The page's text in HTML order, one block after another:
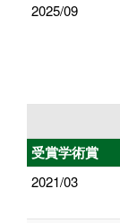
2025/09
受賞学術賞
2021/03